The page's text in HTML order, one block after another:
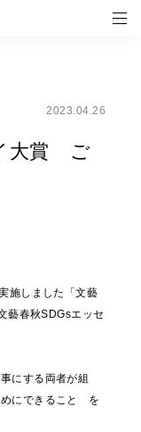
2023.04.26
大賞 ご
施しました「文藝
藝春秋SDGsエッセ
にする両者が組
めにできること を